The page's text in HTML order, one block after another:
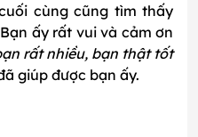
cùng cũng tìm thấy
ấy rất vui và cảm ơn
rất nhiều, bạn thật tốt
giúp được bạn ấy.